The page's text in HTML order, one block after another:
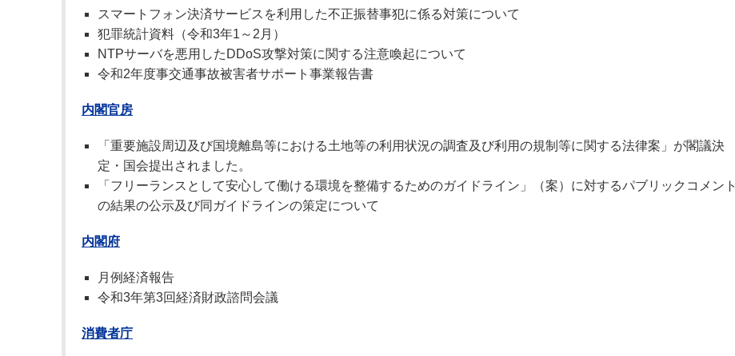
スマートフォン決済サービスを利用した不正振替事犯に係る対策について
犯罪統計資料（令和3年1～2月）
NTPサーバを悪用したDDoS攻撃対策に関する注意喚起について
令和2年度事交通事故被害者サポート事業報告書
内閣官房
「重要施設周辺及び国境離島等における土地等の利用状況の調査及び利用の規制等に関する法律案」が閣議決
定・国会提出されました。
「フリーランスとして安心して働ける環境を整備するためのガイドライン」（案）に対するパブリックコメント
の結果の公示及び同ガイドラインの策定について
内閣府
月例経済報告
令和3年第3回経済財政諮問会議
消費者庁